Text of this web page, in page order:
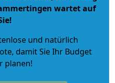
wartet auf
und natürlich
, damit Sie Ihr Budget
planen!